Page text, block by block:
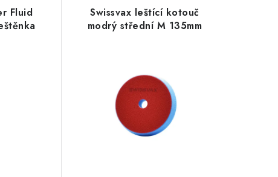
Fluid
Swissvax leštící kotouč
modrý střední M 135mm